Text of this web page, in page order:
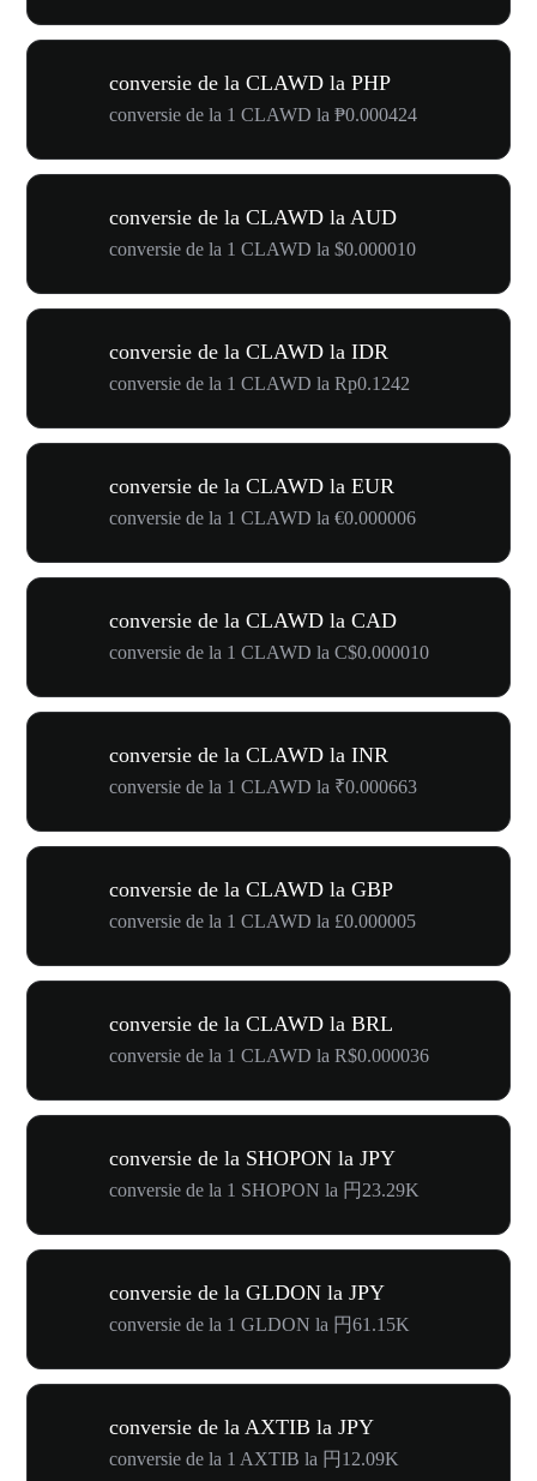
conversie de la CLAWD la PHP
conversie de la 1 CLAWD la ₱0.000424
conversie de la CLAWD la AUD
conversie de la 1 CLAWD la $0.000010
conversie de la CLAWD la IDR
conversie de la 1 CLAWD la Rp0.1242
conversie de la CLAWD la EUR
conversie de la 1 CLAWD la €0.000006
conversie de la CLAWD la CAD
conversie de la 1 CLAWD la C$0.000010
conversie de la CLAWD la INR
conversie de la 1 CLAWD la ₹0.000663
conversie de la CLAWD la GBP
conversie de la 1 CLAWD la £0.000005
conversie de la CLAWD la BRL
conversie de la 1 CLAWD la R$0.000036
conversie de la SHOPON la JPY
conversie de la 1 SHOPON la 円23.29K
conversie de la GLDON la JPY
conversie de la 1 GLDON la 円61.15K
conversie de la AXTIB la JPY
conversie de la 1 AXTIB la 円12.09K